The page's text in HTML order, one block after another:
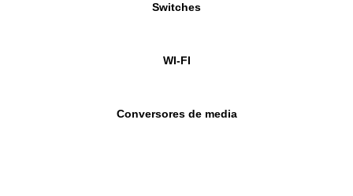
Switches
WI-FI
Conversores de media